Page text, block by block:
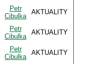
Petr
Cibulka
AKTUALITY
Petr
Cibulka
AKTUALITY
Petr
Cibulka
AKTUALITY